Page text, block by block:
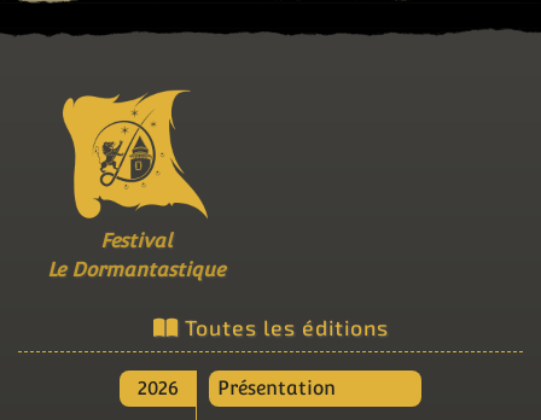
Festival
Le Dormantastique
Toutes les éditions
2026 Présentation